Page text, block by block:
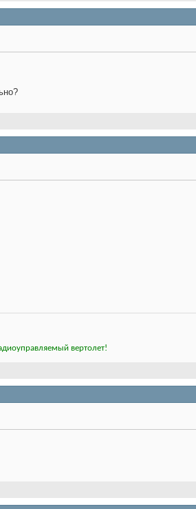
вертолет!